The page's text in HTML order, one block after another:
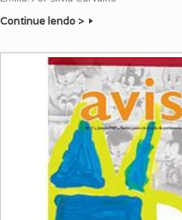
Continue lendo >